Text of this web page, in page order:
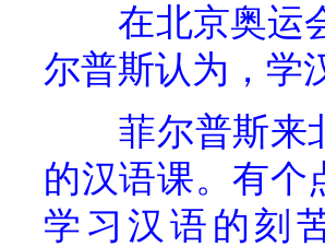
在北京奥运
尔普斯认为，学
菲尔普斯来
的汉语课。有个
学习汉语的刻